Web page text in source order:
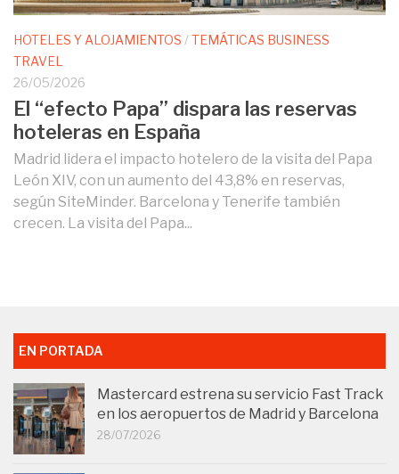
HOTELES Y ALOJAMIENTOS /TEMÁTICAS BUSINESS
TRAVEL
26/05/2026
El “efecto Papa” dispara las reservas
hoteleras en España
Madrid lidera el impacto hotelero de la visita del Papa
León XIV, con un aumento del 43,8% en reservas,
según SiteMinder. Barcelona y Tenerife también
crecen. La visita del Papa...
EN PORTADA
Mastercard estrena su servicio Fast Track
en los aeropuertos de Madrid y Barcelona
28/07/2026